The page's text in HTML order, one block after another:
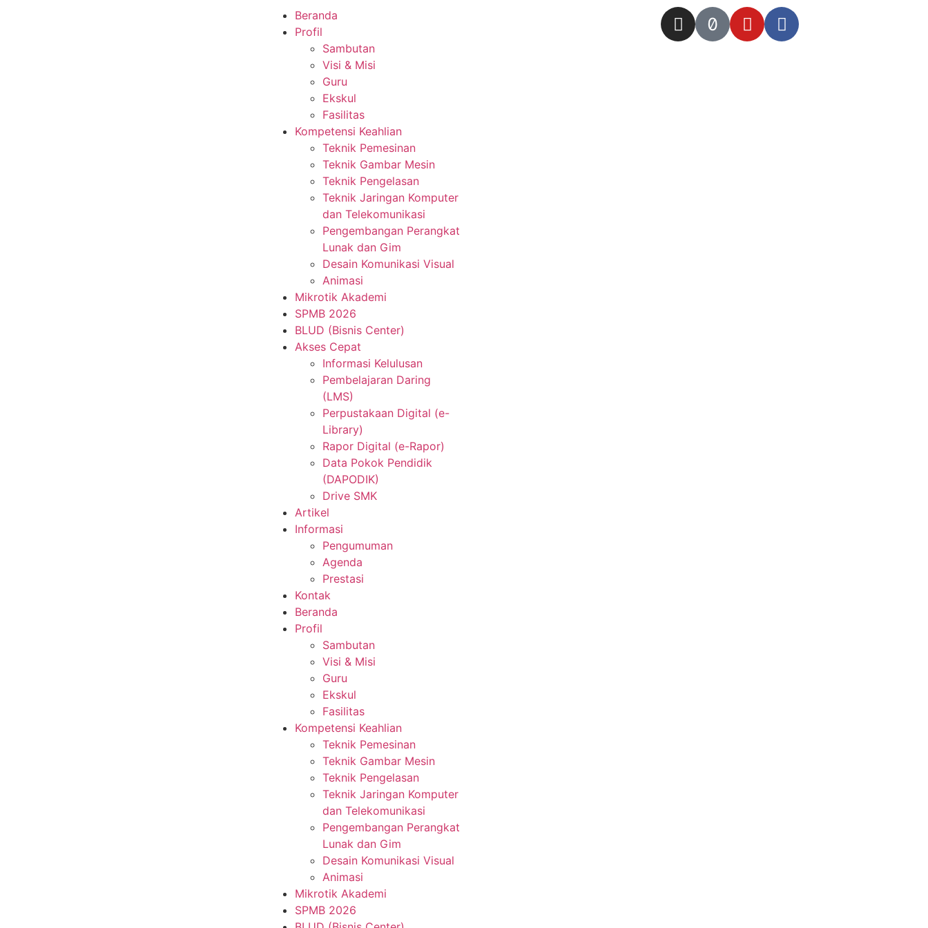
Beranda
Profil
Sambutan
Visi & Misi
Guru
Ekskul
Fasilitas
Kompetensi Keahlian
Teknik Pemesinan
Teknik Gambar Mesin
Teknik Pengelasan
Teknik Jaringan Komputer
dan Telekomunikasi
Pengembangan Perangkat
Lunak dan Gim
Desain Komunikasi Visual
Animasi
Mikrotik Akademi
SPMB 2026
BLUD (Bisnis Center)
Akses Cepat
Informasi Kelulusan
Pembelajaran Daring
(LMS)
Perpustakaan Digital (e-
Library)
Rapor Digital (e-Rapor)
Data Pokok Pendidik
(DAPODIK)
Drive SMK
Artikel
Informasi
Pengumuman
Agenda
Prestasi
Kontak
Beranda
Profil
Sambutan
Visi & Misi
Guru
Ekskul
Fasilitas
Kompetensi Keahlian
Teknik Pemesinan
Teknik Gambar Mesin
Teknik Pengelasan
Teknik Jaringan Komputer
dan Telekomunikasi
Pengembangan Perangkat
Lunak dan Gim
Desain Komunikasi Visual
Animasi
Mikrotik Akademi
SPMB 2026